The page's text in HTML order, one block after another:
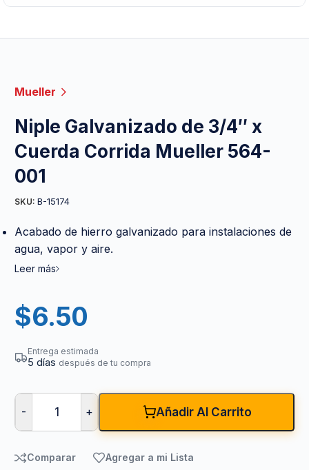
Mueller
Niple Galvanizado de 3/4″ x
Cuerda Corrida Mueller 564-
001
SKU: B-15174
Acabado de hierro galvanizado para instalaciones de
agua, vapor y aire.
Leer más
$6.50
Entrega estimada
5 días después de tu compra
- + Añadir Al Carrito
Comparar Agregar a mi Lista